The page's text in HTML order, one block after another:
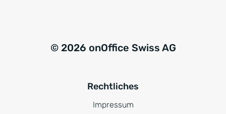
© 2026 onOffice Swiss AG
Rechtliches
Impressum